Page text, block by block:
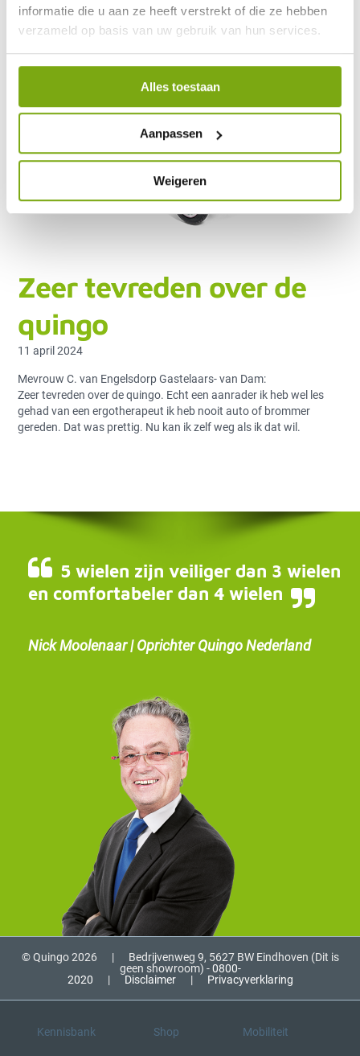
informatie die u aan ze heeft verstrekt of die ze hebben
verzameld op basis van uw gebruik van hun services.
Alles toestaan
Aanpassen
Weigeren
Zeer tevreden over de
quingo
11 april 2024
Mevrouw C. van Engelsdorp Gastelaars- van Dam:
Zeer tevreden over de quingo. Echt een aanrader ik heb wel les
gehad van een ergotherapeut ik heb nooit auto of brommer
gereden. Dat was prettig. Nu kan ik zelf weg als ik dat wil.
5 wielen zijn veiliger dan 3 wielen
en comfortabeler dan 4 wielen
Nick Moolenaar | Oprichter Quingo Nederland
© Quingo 2026 |
Bedrijvenweg 9, 5627 BW Eindhoven (Dit is
geen showroom) -0800-
2020
| Disclaimer | Privacyverklaring
Kennisbank Shop Mobiliteit